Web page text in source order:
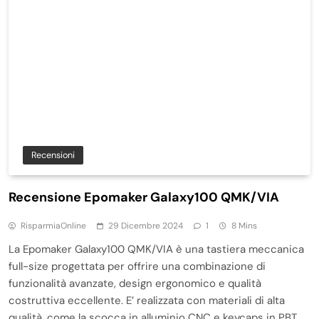
Recensioni
Recensione Epomaker Galaxy100 QMK/VIA
RisparmiaOnline 29 Dicembre 2024 1 8 Mins
La Epomaker Galaxy100 QMK/VIA è una tastiera meccanica
full-size progettata per offrire una combinazione di
funzionalità avanzate, design ergonomico e qualità
costruttiva eccellente. E’ realizzata con materiali di alta